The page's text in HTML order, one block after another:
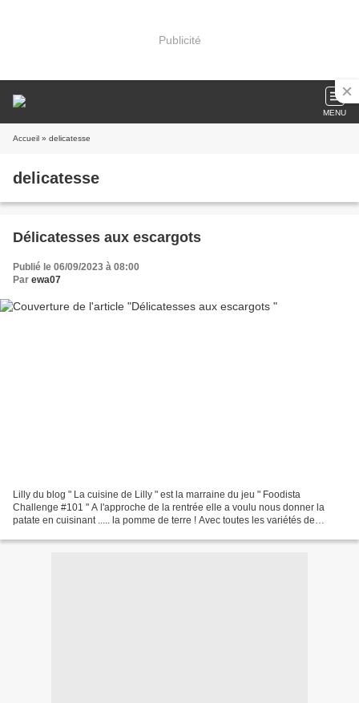
Publicité
MENU
Accueil » delicatesse
delicatesse
Délicatesses aux escargots
Publié le 06/09/2023 à 08:00
Par ewa07
Lilly du blog " La cuisine de Lilly " est la marraine du jeu " Foodista
Challenge #101 " A l'approche de la rentrée elle a voulu nous donner la
patate en cuisinant ..... la pomme de terre ! Avec toutes les variétés de